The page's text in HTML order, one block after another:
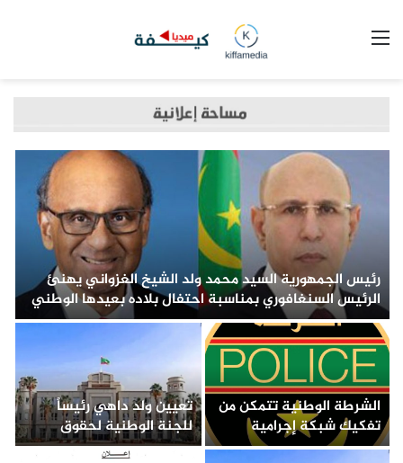
رئيس الجمهورية السيد محمد ولد الشيخ الغزواني يهنئ
الرئيس السنغافوري بمناسبة احتفال بلاده بعيدها الوطني
الشرطة الوطنية تتمكن من
تفكيك شبكة إجرامية
لتهريب و ترويج المخدرات
تعيين ولد داهي رئيساً
للجنة الوطنية لحقوق
الإنسان بموجب مرسوم